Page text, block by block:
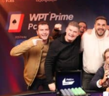
Structure des places payées
1st: $1,039,000
2nd: $595,300
3rd: $369,800
4th: $295,800
5th: $221,800